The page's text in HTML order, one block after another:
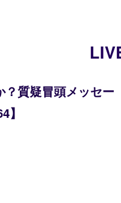
？質疑冒頭メッセー
】